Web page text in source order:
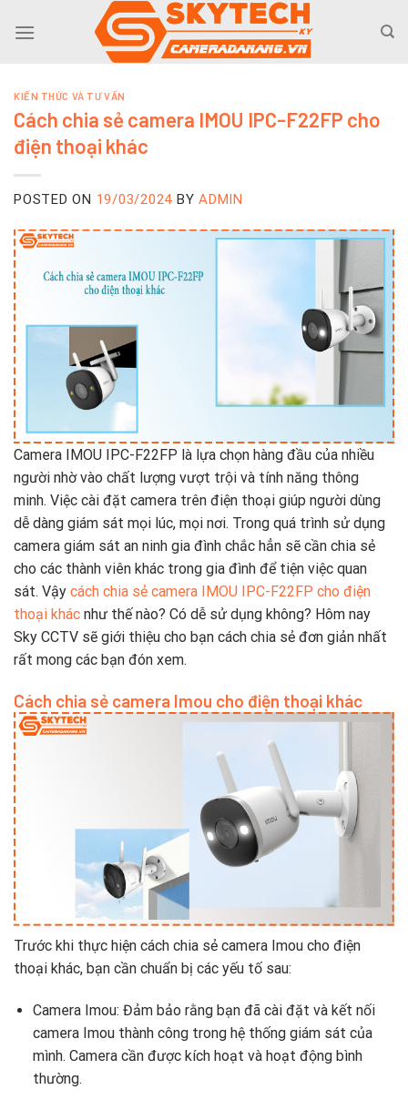
KIẾN THỨC VÀ TƯ VẤN
Cách chia sẻ camera IMOU IPC-F22FP cho
điện thoại khác
POSTED ON 19/03/2024 BY ADMIN
Camera IMOU IPC-F22FP là lựa chọn hàng đầu của nhiều
người nhờ vào chất lượng vượt trội và tính năng thông
minh. Việc cài đặt camera trên điện thoại giúp người dùng
dễ dàng giám sát mọi lúc, mọi nơi. Trong quá trình sử dụng
camera giám sát an ninh gia đình chắc hẳn sẽ cần chia sẻ
cho các thành viên khác trong gia đình để tiện việc quan
sát. Vậy cách chia sẻ camera IMOU IPC-F22FP cho điện
thoại khác như thế nào? Có dễ sử dụng không? Hôm nay
Sky CCTV sẽ giới thiệu cho bạn cách chia sẻ đơn giản nhất
rất mong các bạn đón xem.
Cách chia sẻ camera Imou cho điện thoại khác
Trước khi thực hiện cách chia sẻ camera Imou cho điện
thoại khác, bạn cần chuẩn bị các yếu tố sau:
Camera Imou: Đảm bảo rằng bạn đã cài đặt và kết nối
camera Imou thành công trong hệ thống giám sát của
mình. Camera cần được kích hoạt và hoạt động bình
thường.